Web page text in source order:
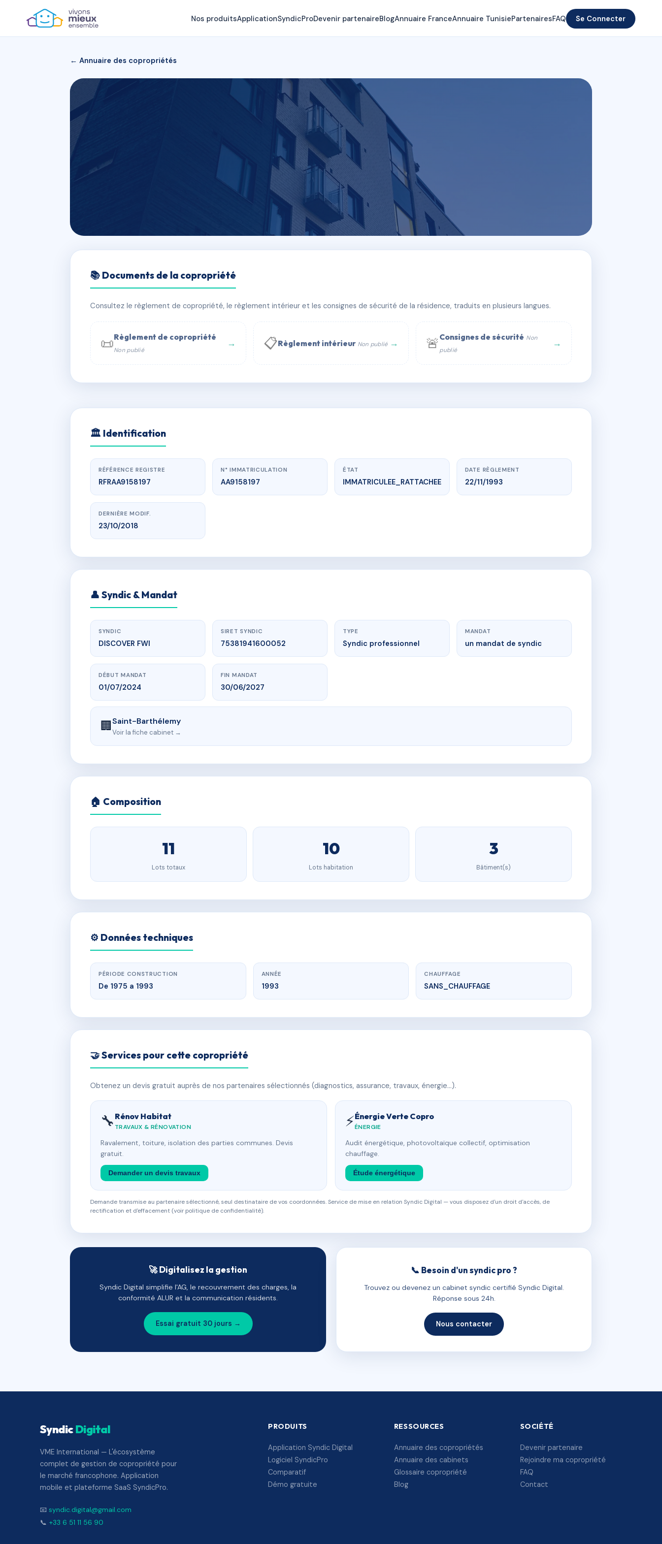
Nos produitsApplicationSyndicProDevenir partenaireBlogAnnuaire FranceAnnuaire TunisiePartenairesFAQ Se Connecter
← Annuaire des copropriétés
RESIDENCE LA PINTA
📍 OYSTER POND
📞 Contacter Syndic Digital 💬 WhatsApp
📚 Documents de la copropriété
Consultez le règlement de copropriété, le règlement intérieur et les consignes de sécurité de la résidence, traduits en plusieurs langues.
📜Règlement de copropriété
Non publié
→ 📋Règlement intérieur Non publié → 🚨 Consignes de sécurité Non
publié
→
AA9158197 🇫🇷
🏛 Identification
RÉFÉRENCE REGISTRE
RFRAA9158197
N° IMMATRICULATION
AA9158197
ÉTAT
IMMATRICULEE_RATTACHEE
DATE RÈGLEMENT
22/11/1993
DERNIÈRE MODIF.
23/10/2018
👤 Syndic & Mandat
SYNDIC
DISCOVER FWI
SIRET SYNDIC
75381941600052
TYPE
Syndic professionnel
MANDAT
un mandat de syndic
DÉBUT MANDAT
01/07/2024
FIN MANDAT
30/06/2027
🏢Saint-Barthélemy
Voir la fiche cabinet →
🏠 Composition
11
Lots totaux
10
Lots habitation
3
Bâtiment(s)
⚙️ Données techniques
PÉRIODE CONSTRUCTION
De 1975 a 1993
ANNÉE
1993
CHAUFFAGE
SANS_CHAUFFAGE
🤝 Services pour cette copropriété
Obtenez un devis gratuit auprès de nos partenaires sélectionnés (diagnostics, assurance, travaux, énergie…).
🔧 Rénov Habitat
TRAVAUX & RÉNOVATION
Ravalement, toiture, isolation des parties communes. Devis
gratuit.
Demander un devis travaux
⚡Énergie Verte Copro
ÉNERGIE
Audit énergétique, photovoltaïque collectif, optimisation
chauffage.
Étude énergétique
Demande transmise au partenaire sélectionné, seul destinataire de vos coordonnées. Service de mise en relation Syndic Digital — vous disposez d'un droit d'accès, de
rectification et d'effacement (voir politique de confidentialité).
🚀 Digitalisez la gestion
Syndic Digital simplifie l'AG, le recouvrement des charges, la
conformité ALUR et la communication résidents.
Essai gratuit 30 jours →
📞 Besoin d'un syndic pro ?
Trouvez ou devenez un cabinet syndic certifié Syndic Digital.
Réponse sous 24h.
Nous contacter
SyndicDigital
VME International — L'écosystème
complet de gestion de copropriété pour
le marché francophone. Application
mobile et plateforme SaaS SyndicPro.
📧 syndic.digital@gmail.com
📞 +33 6 51 11 56 90
PRODUITS
Application Syndic Digital
Logiciel SyndicPro
Comparatif
Démo gratuite
RESSOURCES
Annuaire des copropriétés
Annuaire des cabinets
Glossaire copropriété
Blog
SOCIÉTÉ
Devenir partenaire
Rejoindre ma copropriété
FAQ
Contact